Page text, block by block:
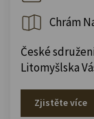
Chrám
České
Litomyšlska
Zjistěte více